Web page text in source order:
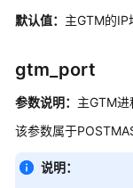
8.x）
开
发
指
南
布
默认值： 主GTM的IP
gtm_port
参数说明： 主GTM进
该参数属于
说明：